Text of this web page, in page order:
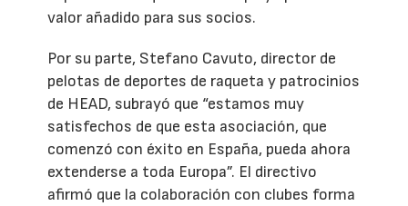
valor añadido para sus socios.
Por su parte, Stefano Cavuto, director de
pelotas de deportes de raqueta y patrocinios
de HEAD, subrayó que “estamos muy
satisfechos de que esta asociación, que
comenzó con éxito en España, pueda ahora
extenderse a toda Europa”. El directivo
afirmó que la colaboración con clubes forma